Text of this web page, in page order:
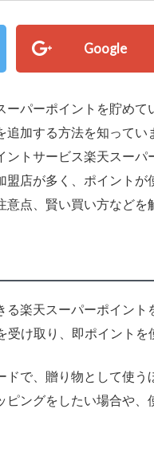
Google
パーポイントを貯めて
加する方法を知ってい
ントサービス楽天スー
店が多く、ポイントが
点、賢い買い方などを
楽天スーパーポイント
け取り、即ポイントを
で、贈り物として使う
ングをしたい場合や